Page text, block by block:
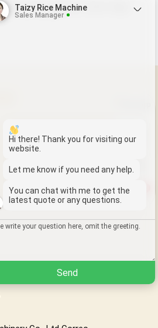
otros cultivos como trigo,
arroz para uso doméstico...
descascaradora de arroz /...
trillar...
/ cosechadora...
almacén de arroz...
Wechat
Chat
Taizy Rice Machine
Sales Manager
Hi there! Thank you for visiting our
website.
Let me know if you need any help.
You can chat with me to get the
latest quote or any questions.
Send